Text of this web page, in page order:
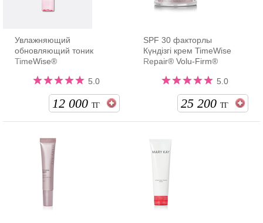
Увлажняющий
обновляющий тоник
TimeWise®
5.0
12 000 ТГ
SPF 30 факторлы
Күндізгі крем TimeWise
Repair® Volu-Firm®
5.0
25 200 ТГ